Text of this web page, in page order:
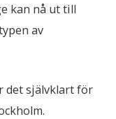
kan nå ut till
av
det självklart för